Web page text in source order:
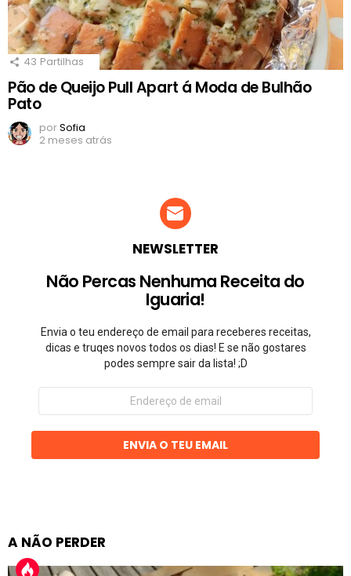
43 Partilhas
Pão de Queijo Pull Apart á Moda de Bulhão
Pato
porSofia
2 meses atrás
NEWSLETTER
Não Percas Nenhuma Receita do
Iguaria!
Envia o teu endereço de email para receberes receitas,
dicas e truqes novos todos os dias! E se não gostares
podes sempre sair da lista! ;D
Endereço
email
ENVIA O TEU EMAIL
A NÃO PERDER